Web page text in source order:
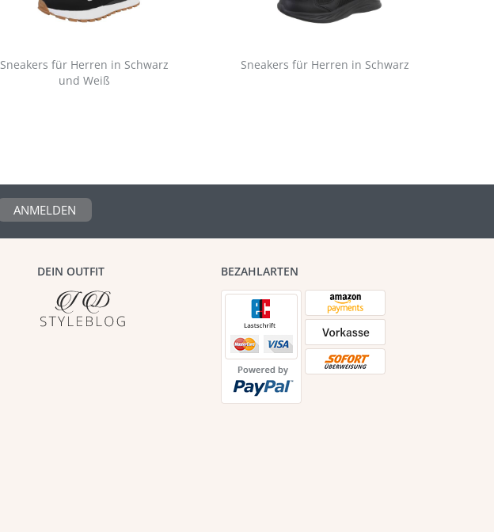
Sneakers für Herren in Schwarz
und Weiß
Sneakers für Herren in Schwarz
ANMELDEN
DEIN OUTFIT BEZAHLARTEN